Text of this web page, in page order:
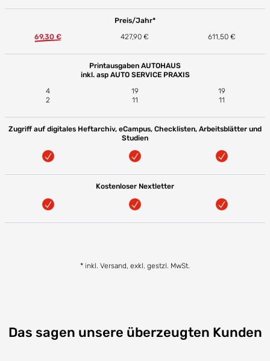
Preis/Jahr*
69,30 €
427,90 € 611,50 €
Printausgaben AUTOHAUS
inkl. asp AUTO SERVICE PRAXIS
4
2
19
11
19
11
Zugriff auf digitales Heftarchiv, eCampus, Checklisten, Arbeitsblätter und
Studien
Kostenloser Nextletter
* inkl. Versand, exkl. gestzl. MwSt.
Das sagen unsere überzeugten Kunden